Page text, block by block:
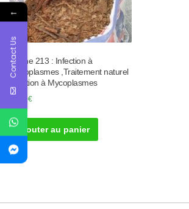
Tisane 213 : Infection à
Mycoplasmes ,Traitement naturel
infection à Mycoplasmes
30.00€
Ajouter au panier
←
Contact Us